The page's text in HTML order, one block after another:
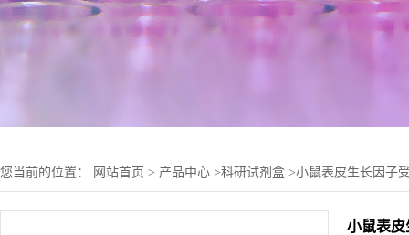
您当前的位置： 网站首页 > 产品中心 >科研试剂盒 >小鼠表皮生长因子
小鼠表皮